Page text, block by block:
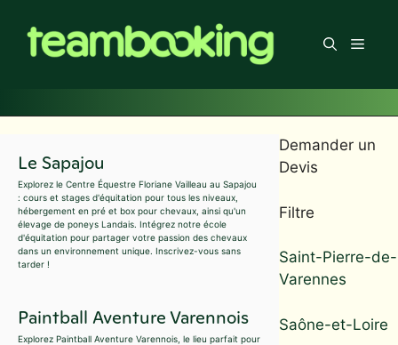
contenu
Menu
Le Sapajou
Explorez le Centre Équestre Floriane Vailleau au Sapajou
: cours et stages d'équitation pour tous les niveaux,
hébergement en pré et box pour chevaux, ainsi qu'un
élevage de poneys Landais. Intégrez notre école
d'équitation pour partager votre passion des chevaux
dans un environnement unique. Inscrivez-vous sans
tarder !
Paintball Aventure Varennois
Explorez Paintball Aventure Varennois, le lieu parfait pour
Demander un
Devis
Filtre
Saint-Pierre-de-
Varennes
Saône-et-Loire